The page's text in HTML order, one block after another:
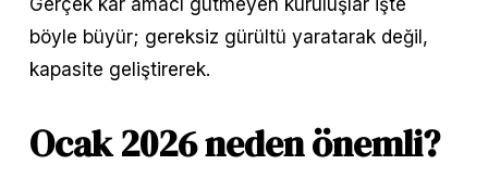
böyle büyür; gereksiz gürültü yaratarak değil,
kapasite geliştirerek.
Ocak 2026 neden önemli?